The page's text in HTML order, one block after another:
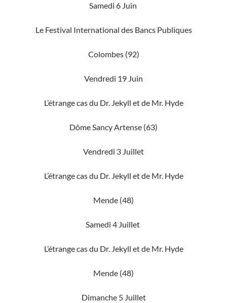
Samedi 6 Juin
Le Festival International des Bancs Publiques
Colombes (92)
Vendredi 19 Juin
L’étrange cas du Dr. Jekyll et de Mr. Hyde
Dôme Sancy Artense (63)
Vendredi 3 Juillet
L’étrange cas du Dr. Jekyll et de Mr. Hyde
Mende (48)
Samedi 4 Juillet
L’étrange cas du Dr. Jekyll et de Mr. Hyde
Mende (48)
Dimanche 5 Juillet